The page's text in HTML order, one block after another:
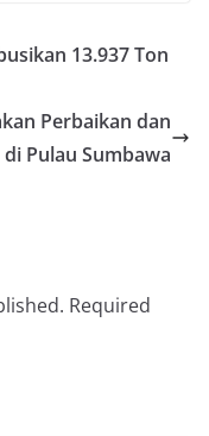
13.937 Ton
Perbaikan dan
Pulau Sumbawa
Required